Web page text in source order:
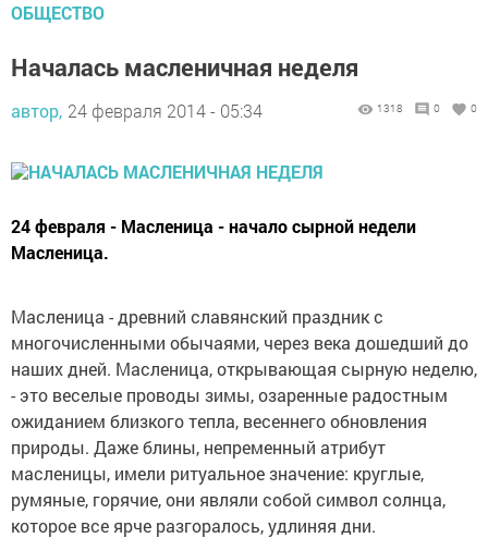
ОБЩЕСТВО
Началась масленичная неделя
автор, 24 февраля 2014 - 05:34 1318 0 0
24 февраля - Масленица - начало сырной недели
Масленица.
Масленица - древний славянский праздник с
многочисленными обычаями, через века дошедший до
наших дней. Масленица, открывающая сырную неделю,
- это веселые проводы зимы, озаренные радостным
ожиданием близкого тепла, весеннего обновления
природы. Даже блины, непременный атрибут
масленицы, имели ритуальное значение: круглые,
румяные, горячие, они являли собой символ солнца,
которое все ярче разгоралось, удлиняя дни.